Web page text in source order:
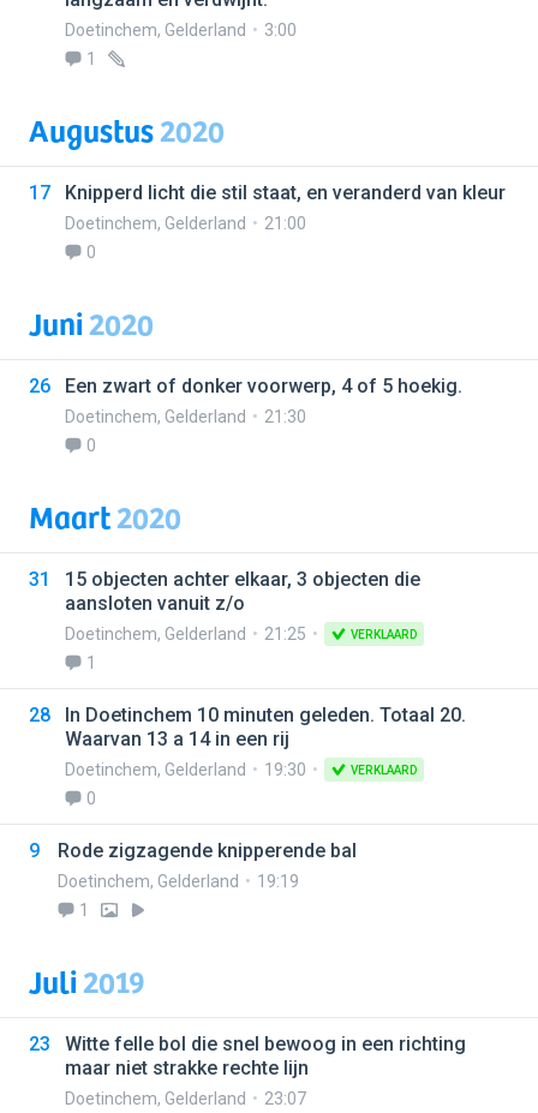
Doetinchem, Gelderland
3:00
1
Augustus2020
17 Knipperd licht die stil staat, en veranderd van kleur
Doetinchem, Gelderland
21:00
0
Juni2020
26 Een zwart of donker voorwerp, 4 of 5 hoekig.
Doetinchem, Gelderland
21:30
0
Maart2020
31
15 objecten achter elkaar, 3 objecten die
aansloten vanuit z/o
Doetinchem, Gelderland 21:25 VERKLAARD
1
28
In Doetinchem 10 minuten geleden. Totaal 20.
Waarvan 13 a 14 in een rij
Doetinchem, Gelderland 19:30 VERKLAARD
0
9 Rode zigzagende knipperende bal
Doetinchem, Gelderland
19:19
1
Juli2019
23
Witte felle bol die snel bewoog in een richting
maar niet strakke rechte lijn
Doetinchem, Gelderland
23:07